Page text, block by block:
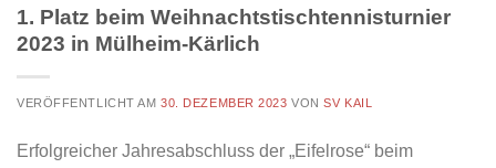
1. Platz beim Weihnachtstischtennisturnier
2023 in Mülheim-Kärlich
VERÖFFENTLICHT AM30. DEZEMBER 2023 VONSV KAIL
Erfolgreicher Jahresabschluss der „Eifelrose“ beim